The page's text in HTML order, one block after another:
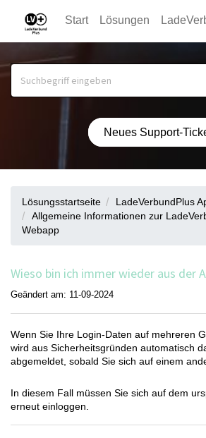
Start Lösungen
Neues Support-
Lösungsstartseite
LadeVerbundPlus
Allgemeine Informationen zur
Webapp
Wieso bin ich immer wieder aus der
Geändert am: 11-09-2024
Wenn Sie Ihre Login-Daten auf mehreren
wird aus Sicherheitsgründen automatisch
abgemeldet, sobald Sie sich auf einem
In diesem Fall müssen Sie sich auf dem
erneut einloggen.